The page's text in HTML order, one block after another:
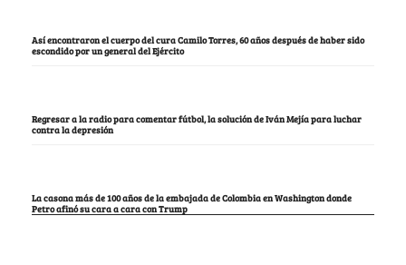
Así encontraron el cuerpo del cura Camilo Torres, 60 años después de haber sido
escondido por un general del Ejército
Regresar a la radio para comentar fútbol, la solución de Iván Mejía para luchar
contra la depresión
La casona más de 100 años de la embajada de Colombia en Washington donde
Petro afinó su cara a cara con Trump